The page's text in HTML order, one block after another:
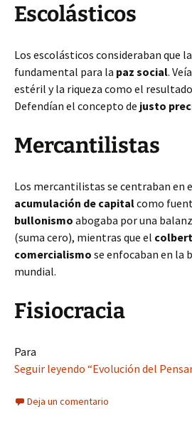
Escolásticos
Los escolásticos consideraban que la
fundamental para la paz social.
estéril y la riqueza como el
Defendían el concepto de justo
Mercantilistas
Los mercantilistas se centraban en
acumulación de capitalcomo
bullonismo abogaba por una
(suma cero), mientras que el
comercialismo se enfocaban en la
mundial.
Fisiocracia
Para
Seguir leyendo “Evolución del
Deja un comentario